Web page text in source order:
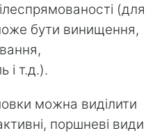
(для
бути винищення,
і т.д.).
можна виділити
поршневі види